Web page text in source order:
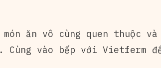
ăn vô cùng quen thuộc
Cùng vào bếp với Vietferm